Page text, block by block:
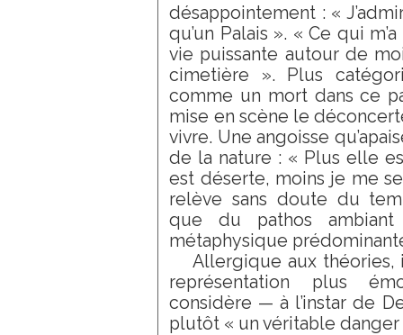
désappointement : «
qu’un Palais ». « Ce qui
vie puissante autour de
cimetière ». Plus
comme un mort dans ce
mise en scène le
vivre. Une angoisse
de la nature : « Plus elle
est déserte, moins je me
relève sans doute du
que du pathos
métaphysique
Allergique aux théories,
représentation plus
considère — à l’instar de
plutôt « un véritable danger